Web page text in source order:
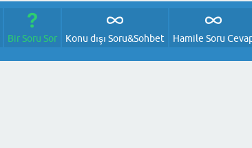
Bir Soru Sor Konu dışı Soru&Sohbet Hamile Soru